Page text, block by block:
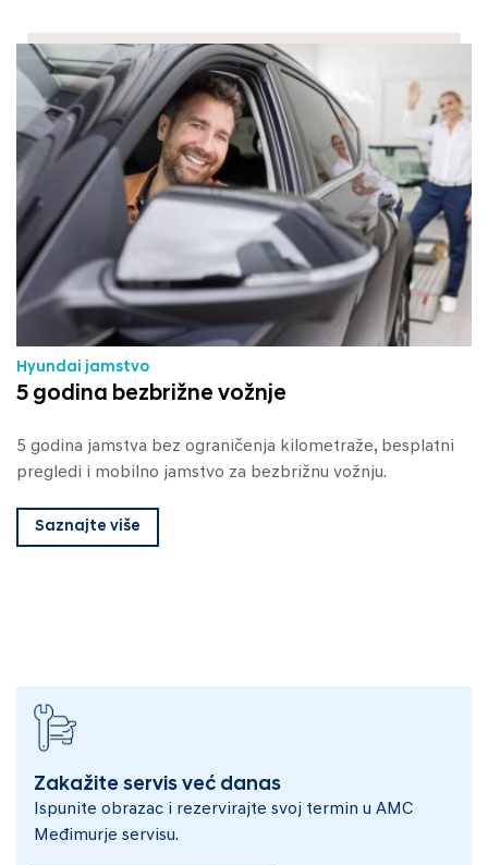
Hyundai jamstvo
5 godina bezbrižne vožnje
5 godina jamstva bez ograničenja kilometraže, besplatni
pregledi i mobilno jamstvo za bezbrižnu vožnju.
Saznajte više
Zakažite servis već danas
Ispunite obrazac i rezervirajte svoj termin u AMC
Međimurje servisu.